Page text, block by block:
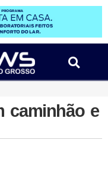
caminhão e